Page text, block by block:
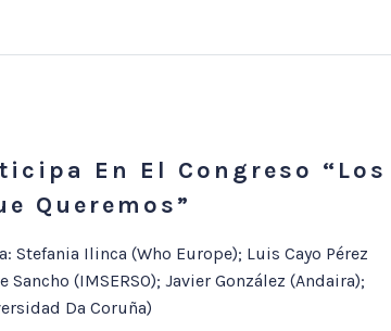
En El Congreso “Los
Queremos”
Stefania Ilinca (Who Europe); Luis Cayo Pérez
Sancho (IMSERSO); Javier González (Andaira);
Da Coruña)